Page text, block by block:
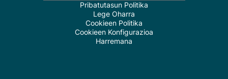
Pribatutasun Politika
Lege Oharra
Cookieen Politika
Cookieen Konfigurazioa
Harremana